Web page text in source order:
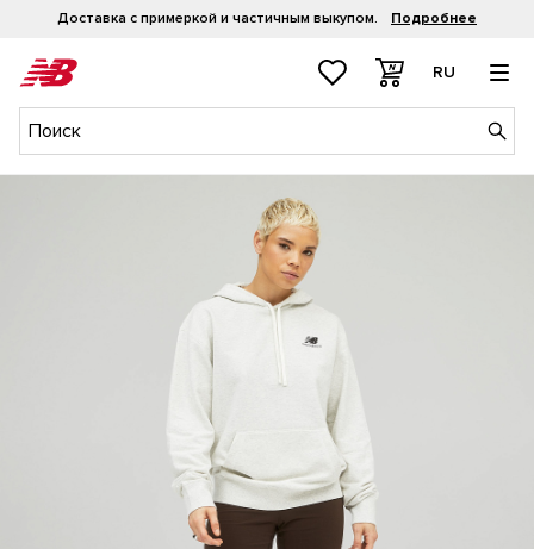
Доставка с примеркой и частичным выкупом. Подробнее
RU